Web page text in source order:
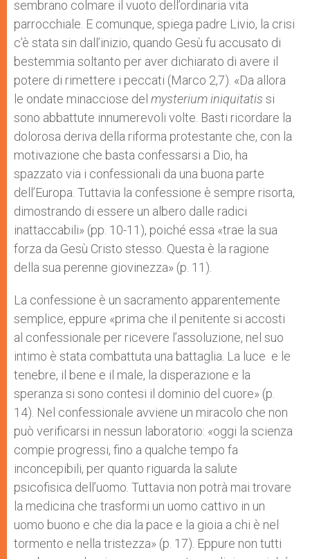
sembrano colmare il vuoto dell’ordinaria vita
parrocchiale. E comunque, spiega padre Livio, la crisi
c’è stata sin dall’inizio, quando Gesù fu accusato di
bestemmia soltanto per aver dichiarato di avere il
potere di rimettere i peccati (Marco 2,7). «Da allora
le ondate minacciose del mysterium iniquitatis si
sono abbattute innumerevoli volte. Basti ricordare la
dolorosa deriva della riforma protestante che, con la
motivazione che basta confessarsi a Dio, ha
spazzato via i confessionali da una buona parte
dell’Europa. Tuttavia la confessione è sempre risorta,
dimostrando di essere un albero dalle radici
inattaccabili» (pp. 10-11), poiché essa «trae la sua
forza da Gesù Cristo stesso. Questa è la ragione
della sua perenne giovinezza» (p. 11).
La confessione è un sacramento apparentemente
semplice, eppure «prima che il penitente si accosti
al confessionale per ricevere l’assoluzione, nel suo
intimo è stata combattuta una battaglia. La luce e le
tenebre, il bene e il male, la disperazione e la
speranza si sono contesi il dominio del cuore» (p.
14). Nel confessionale avviene un miracolo che non
può verificarsi in nessun laboratorio: «oggi la scienza
compie progressi, fino a qualche tempo fa
inconcepibili, per quanto riguarda la salute
psicofisica dell’uomo. Tuttavia non potrà mai trovare
la medicina che trasformi un uomo cattivo in un
uomo buono e che dia la pace e la gioia a chi è nel
tormento e nella tristezza» (p. 17). Eppure non tutti